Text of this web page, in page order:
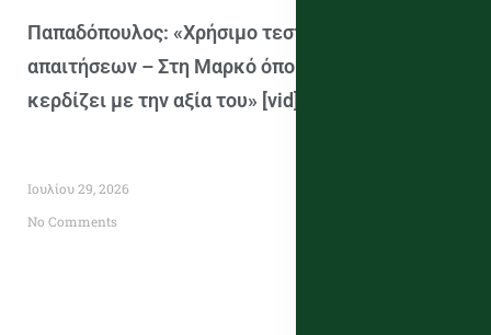
Παπαδόπουλος: «Χρήσιμο τεστ υψηλών
απαιτήσεων – Στη Μαρκό όποιος αγωνίζεται, το
κερδίζει με την αξία του» [vid]
Ιουλίου 29, 2026
No Comments